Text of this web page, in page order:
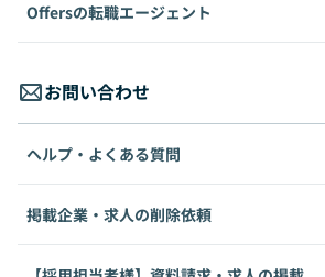
Offersの転職エージェント
お問い合わせ
ヘルプ・よくある質問
掲載企業・求人の削除依頼